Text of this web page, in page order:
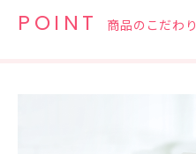
POINT 商品のこだわり